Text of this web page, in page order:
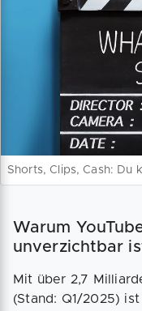
Shorts, Clips, Cash: Du
Warum
unverzichtbar
Mit über 2,7
(Stand: Q1/2025)